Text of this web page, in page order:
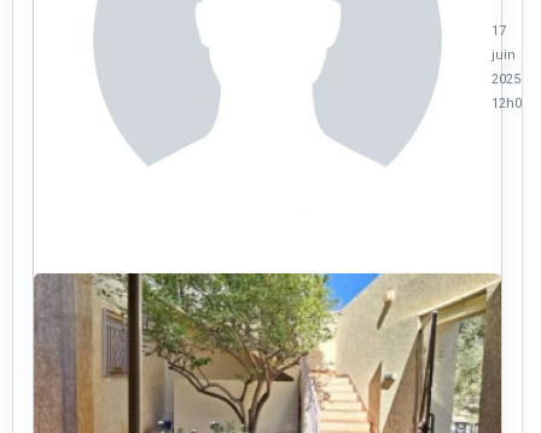
17
juin
2025 à
12h05